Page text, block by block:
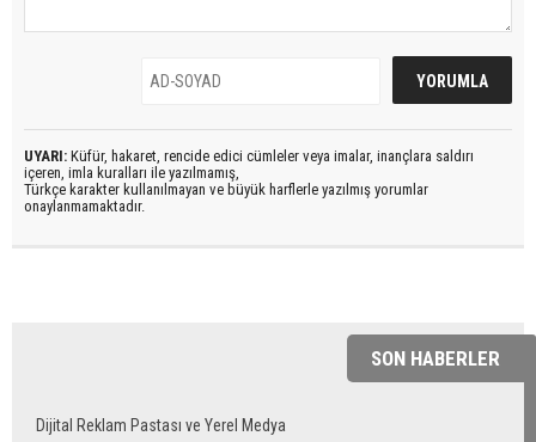
UYARI: Küfür, hakaret, rencide edici cümleler veya imalar, inançlara saldırı
içeren, imla kuralları ile yazılmamış,
Türkçe karakter kullanılmayan ve büyük harflerle yazılmış yorumlar
onaylanmamaktadır.
SON HABERLER
Dijital Reklam Pastası ve Yerel Medya